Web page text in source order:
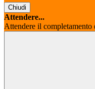
Chiudi
Attendere...
Attendere il completamento